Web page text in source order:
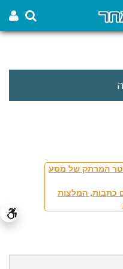
המרתק של מסע
כתבות, המלצות